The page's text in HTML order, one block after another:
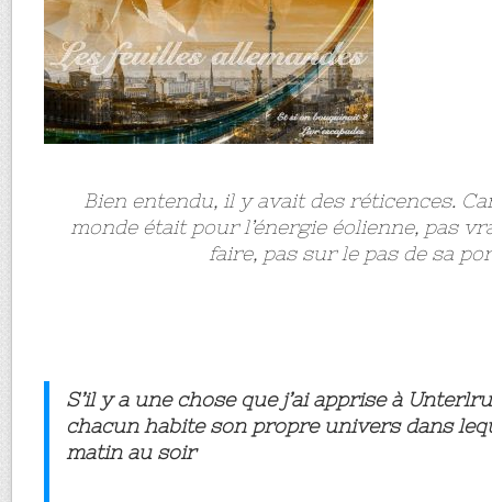
Bien entendu, il y avait des réticences.
monde était pour l’énergie éolienne, pas
faire, pas sur le pas de sa
S’il y a une chose que j’ai apprise à
chacun habite son propre univers dans
matin au soir